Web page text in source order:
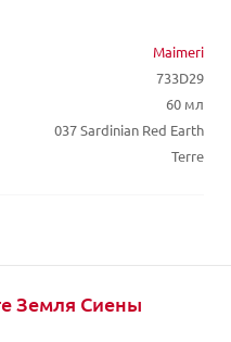
Maimeri
733D29
60 мл
037 Sardinian Red Earth
Terre
Земля Сиены